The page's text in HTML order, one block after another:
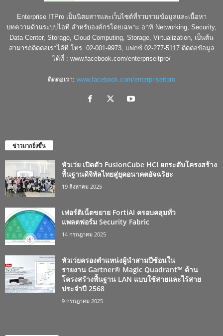
Enterprise ITPro เป็นนิตยสารและเว็บไซต์ที่รวบรวมข้อมูลและเนื้อหา
บทความด้านระบบไอที สำหรับองค์กรโดยเฉพาะ อาทิ Networking, Security,
Data Center, Storage, Cloud Computing, Storage, Virtualization, เป็นต้น
สามารถติดต่อเราได้ที่ โทร. 02-001-9973, แฟกซ์ 02-277-5117 ติดต่อข้อมูล
ได้ที่ : www.facebook.com/enterpriseitpro/
ติดต่อเรา: www.facebook.com/enterpriseitpro
ข่าวมากยิ่งขึ้น
หัวเว่ย เปิดตัว FusionCube HCI ยกระดับโครงสร้าง
พื้นฐานดิจิทัลไทยสู่ยุคอนาคตอัจฉริยะ
19 สิงหาคม 2025
เฟอร์ติเน็ตขยาย FortiAI ครอบคลุมทั่ว
แพลตฟอร์ม Security Fabric
14 กรกฎาคม 2025
หัวเว่ยครองตำแหน่งผู้นำสามปีซ้อนใน
รายงาน Gartner® Magic Quadrant™ ด้าน
โครงสร้างพื้นฐาน LAN แบบใช้สายและไร้สาย
ประจำปี 2568
9 กรกฎาคม 2025